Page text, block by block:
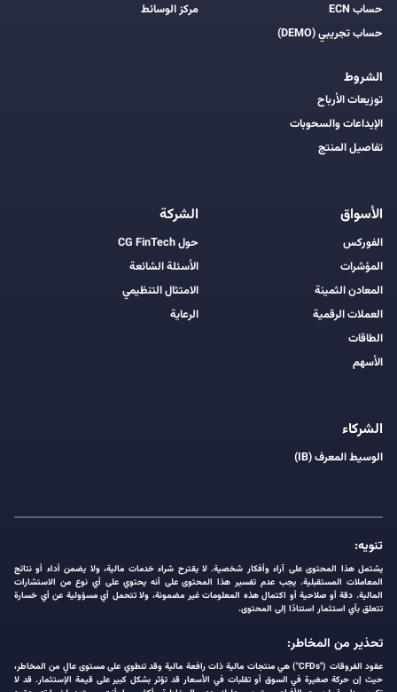
حساب ECN
حساب تجريبي (DEMO)
الشروط
توزيعات الأرباح
الإيداعات والسحوبات
تفاصيل المنتج
مركز الوسائط
الأسواق
الفوركس
المؤشرات
المعادن الثمينة
العملات الرقمية
الطاقات
الأسهم
الشركة
حول CG FinTech
الأسئلة الشائعة
الامتثال التنظيمي
الرعاية
الشركاء
الوسيط المعرف (IB)
تنويه:
يشتمل هذا المحتوى على آراء وأفكار شخصية. لا يقترح شراء خدمات مالية، ولا يضمن أداء أو نتائج
المعاملات المستقبلية. يجب عدم تفسير هذا المحتوى على أنه يحتوي على أي نوع من الاستشارات
المالية. دقة أو صلاحية أو اكتمال هذه المعلومات غير مضمونة، ولا تتحمل أي مسؤولية عن أي خسارة
تتعلق بأي استثمار استنادًا إلى المحتوى.
تحذير من المخاطر:
عقود الفروقات ("CFDs") هي منتجات مالية ذات رافعة مالية وقد تنطوي على مستوى عالٍ من المخاطر،
حيث إن حركة صغيرة في السوق أو تقلبات في الأسعار قد تؤثر بشكل كبير على قيمة الإستثمار. قد لا